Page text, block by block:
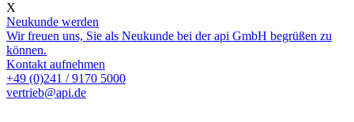
X
Neukunde werden
Wir freuen uns, Sie als Neukunde bei der api GmbH begrüßen zu
können.
Kontakt aufnehmen
+49 (0)241 / 9170 5000
vertrieb@api.de